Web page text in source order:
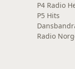
P4 Radio
P5 Hits
Radio